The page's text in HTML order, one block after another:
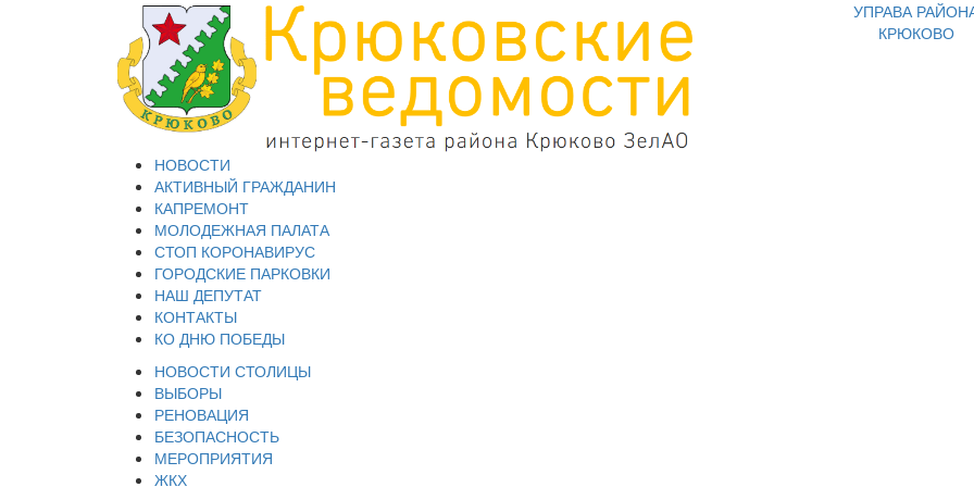
УПРАВА
КРЮКОВО
НОВОСТИ
АКТИВНЫЙ ГРАЖДАНИН
КАПРЕМОНТ
МОЛОДЕЖНАЯ ПАЛАТА
СТОП КОРОНАВИРУС
ГОРОДСКИЕ ПАРКОВКИ
НАШ ДЕПУТАТ
КОНТАКТЫ
КО ДНЮ ПОБЕДЫ
НОВОСТИ СТОЛИЦЫ
ВЫБОРЫ
РЕНОВАЦИЯ
БЕЗОПАСНОСТЬ
МЕРОПРИЯТИЯ
ЖКХ